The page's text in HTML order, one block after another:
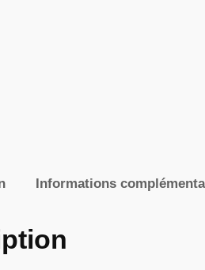
Informations